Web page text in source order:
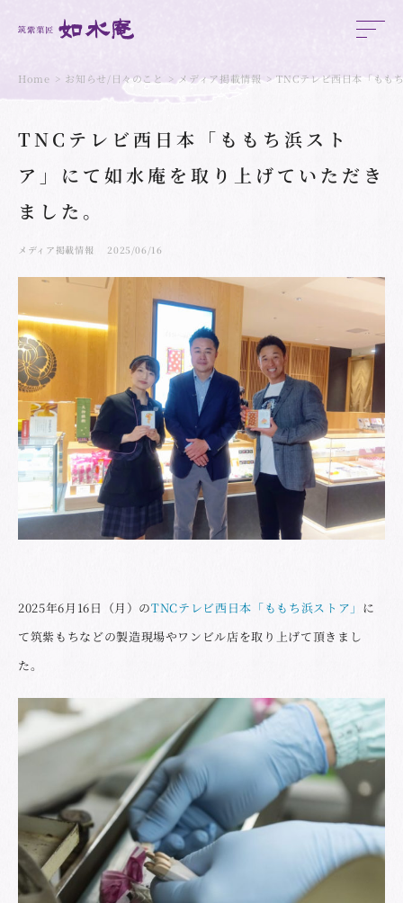
Home お知らせ/日々のこと メディア掲載情報 TNCテレビ西日本「もも
TNCテレビ西日本「ももち浜スト
ア」にて如水庵を取り上げていただき
ました。
メディア掲載情報 2025/06/16
2025年6月16日（月）のTNCテレビ西日本「ももち浜ストア」 に
て筑紫もちなどの製造現場やワンビル店を取り上げて頂きまし
た。